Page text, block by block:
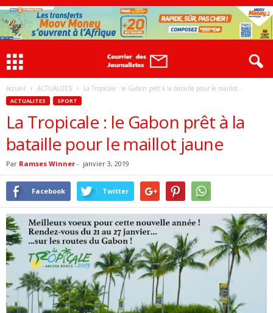
Accueil ACTUALITES La Tropicale : le Gabon prêt à la bataille pour le maillot...
ACTUALITES SPORT
La Tropicale : le Gabon prêt à la
bataille pour le maillot jaune
Par Ramses Winner - janvier 3, 2019
Facebook Twitter